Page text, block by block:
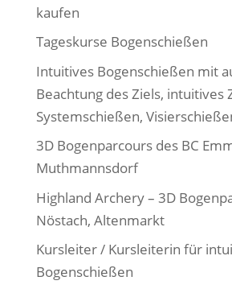
kaufen
Tageskurse Bogenschießen
Intuitives Bogenschießen mit
Beachtung des Ziels, intuitives
Systemschießen,
3D Bogenparcours des BC
Muthmannsdorf
Highland Archery – 3D
Nöstach, Altenmarkt
Kursleiter / Kursleiterin für
Bogenschießen